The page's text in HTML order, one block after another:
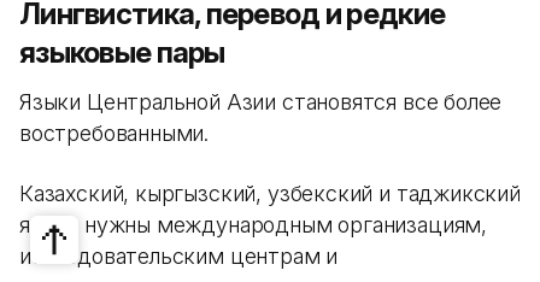
Лингвистика, перевод и редкие
языковые пары
Языки Центральной Азии становятся все более
востребованными.
Казахский, кыргызский, узбекский и таджикский
языки нужны международным организациям,
исследовательским центрам и